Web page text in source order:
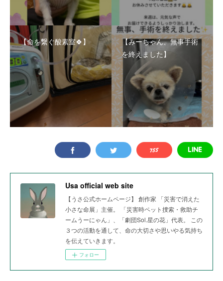
【命を繋ぐ酸素室🍀】
【みーちゃん、無事手術
を終えました】
Usa official web site
【うさ公式ホームページ】 創作家 「災害で消えた
小さな命展」主催。 「災害時ペット捜索・救助チ
ームうーにゃん」、「劇団Sol.星の花」代表。 この
３つの活動を通して、命の大切さや思いやる気持ち
を伝えていきます。
フォロー